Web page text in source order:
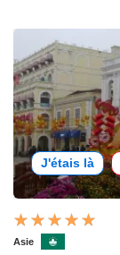
J'étais là
Asie